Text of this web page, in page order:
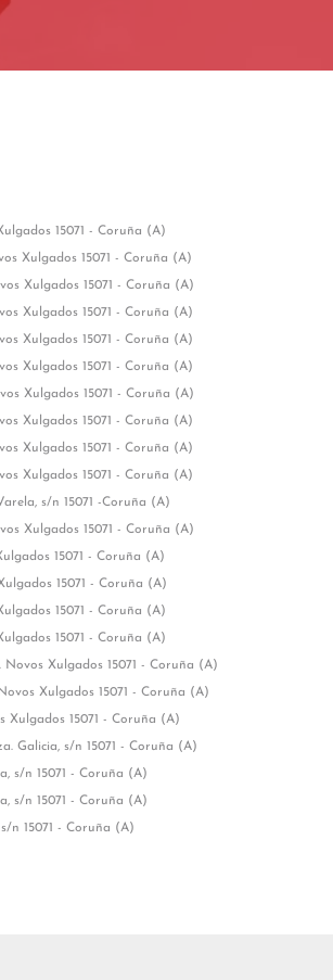
15071 - Coruña (A)
Xulgados 15071 - Coruña (A)
Xulgados 15071 - Coruña (A)
Xulgados 15071 - Coruña (A)
Xulgados 15071 - Coruña (A)
Xulgados 15071 - Coruña (A)
Xulgados 15071 - Coruña (A)
Xulgados 15071 - Coruña (A)
Xulgados 15071 - Coruña (A)
Xulgados 15071 - Coruña (A)
s/n 15071 -Coruña (A)
Xulgados 15071 - Coruña (A)
15071 - Coruña (A)
15071 - Coruña (A)
15071 - Coruña (A)
15071 - Coruña (A)
Xulgados 15071 - Coruña (A)
Xulgados 15071 - Coruña (A)
Xulgados 15071 - Coruña (A)
Galicia, s/n 15071 - Coruña (A)
s/n 15071 - Coruña (A)
s/n 15071 - Coruña (A)
n 15071 - Coruña (A)